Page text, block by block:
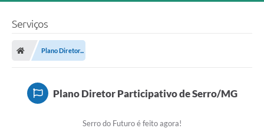
Transparência Pública
Processo Seletivo/Concurso Público
Taxas de Inscrição/Guia de Arrecadação / Tributos
Serviços
Plano Diretor...
Plano Diretor Participativo de Serro/MG
Serro do Futuro é feito agora!